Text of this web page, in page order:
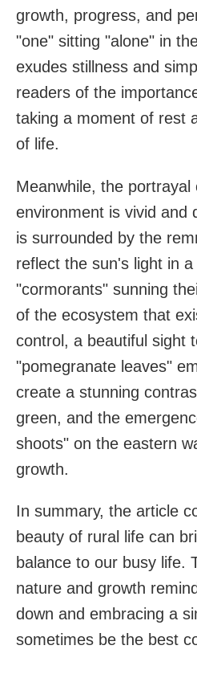
growth, progress, and
"one" sitting "alone" in
exudes stillness and
readers of the
taking a moment of rest
of life.
Meanwhile, the portrayal
environment is vivid and
is surrounded by the
reflect the sun's light in
"cormorants" sunning
of the ecosystem that
control, a beautiful sight
"pomegranate leaves"
create a stunning
green, and the
shoots" on the eastern
growth.
In summary, the article
beauty of rural life can
balance to our busy life.
nature and growth
down and embracing a
sometimes be the best